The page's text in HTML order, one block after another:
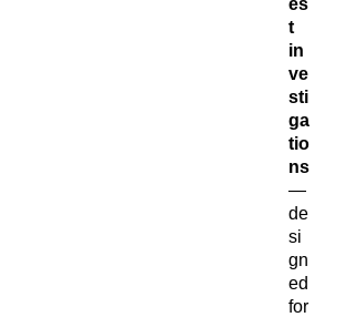
t
in
ve
sti
ga
tio
ns
—
de
si
gn
ed
for